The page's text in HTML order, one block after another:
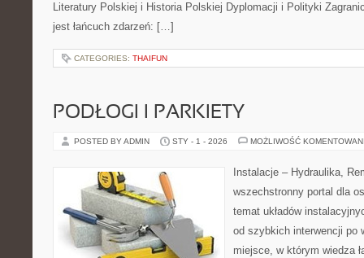
Literatury Polskiej i Historia Polskiej Dyplomacji i Polityki
jest łańcuch zdarzeń: […]
CATEGORIES: THAIFUN
PODŁOGI I PARKIETY
POSTED BY ADMIN STY - 1 - 2026 MOŻLIWOŚĆ
Instalacje – Hydraulika,
wszechstronny portal dla
temat układów
od szybkich interwencji po
miejsce, w którym wiedza